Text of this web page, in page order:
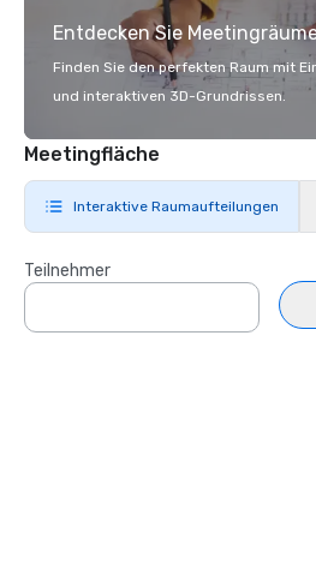
Entdecken Sie
Finden Sie den perfekten Raum mit
und interaktiven 3D-Grundrissen.
Meetingfläche
Interaktive Raumaufteilungen
Teilnehmer